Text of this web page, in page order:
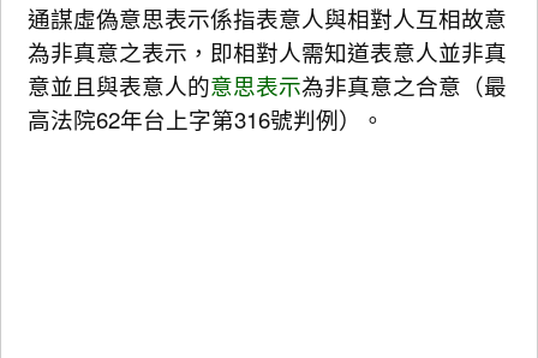
通謀虛偽意思表示係指表意人與相對人互相故意
為非真意之表示，即相對人需知道表意人並非真
意並且與表意人的意思表示為非真意之合意（最
高法院62年台上字第316號判例）。